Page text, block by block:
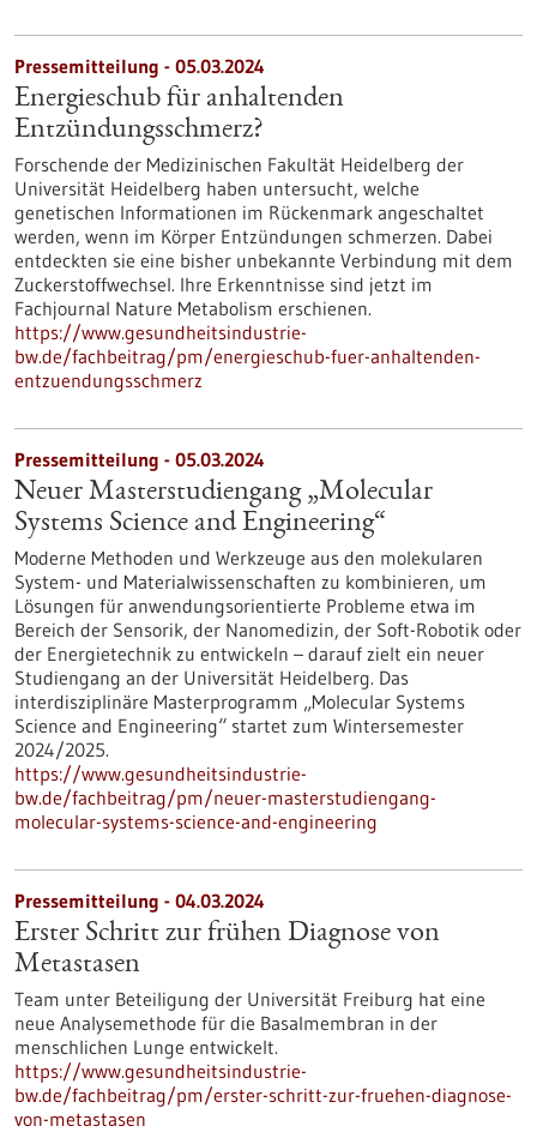
Pressemitteilung - 05.03.2024
Energieschub für anhaltenden
Entzündungsschmerz?
Forschende der Medizinischen Fakultät Heidelberg der
Universität Heidelberg haben untersucht, welche
genetischen Informationen im Rückenmark angeschaltet
werden, wenn im Körper Entzündungen schmerzen. Dabei
entdeckten sie eine bisher unbekannte Verbindung mit dem
Zuckerstoffwechsel. Ihre Erkenntnisse sind jetzt im
Fachjournal Nature Metabolism erschienen.
https://www.gesundheitsindustrie-
bw.de/fachbeitrag/pm/energieschub-fuer-anhaltenden-
entzuendungsschmerz
Pressemitteilung - 05.03.2024
Neuer Masterstudiengang „Molecular
Systems Science and Engineering“
Moderne Methoden und Werkzeuge aus den molekularen
System- und Materialwissenschaften zu kombinieren, um
Lösungen für anwendungsorientierte Probleme etwa im
Bereich der Sensorik, der Nanomedizin, der Soft-Robotik oder
der Energietechnik zu entwickeln – darauf zielt ein neuer
Studiengang an der Universität Heidelberg. Das
interdisziplinäre Masterprogramm „Molecular Systems
Science and Engineering“ startet zum Wintersemester
2024/2025.
https://www.gesundheitsindustrie-
bw.de/fachbeitrag/pm/neuer-masterstudiengang-
molecular-systems-science-and-engineering
Pressemitteilung - 04.03.2024
Erster Schritt zur frühen Diagnose von
Metastasen
Team unter Beteiligung der Universität Freiburg hat eine
neue Analysemethode für die Basalmembran in der
menschlichen Lunge entwickelt.
https://www.gesundheitsindustrie-
bw.de/fachbeitrag/pm/erster-schritt-zur-fruehen-diagnose-
von-metastasen